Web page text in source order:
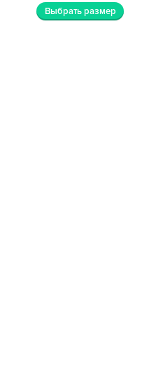
Выбрать размер